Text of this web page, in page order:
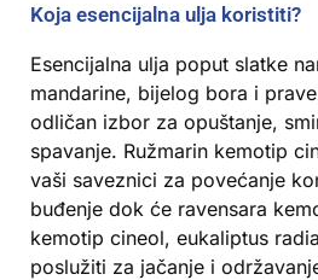
Koja esencijalna ulja koristiti?
Esencijalna ulja poput slatke
mandarine, bijelog bora i
odličan izbor za opuštanje,
spavanje. Ružmarin kemotip
vaši saveznici za povećanje
buđenje dok će ravensara
kemotip cineol, eukaliptus
poslužiti za jačanje i